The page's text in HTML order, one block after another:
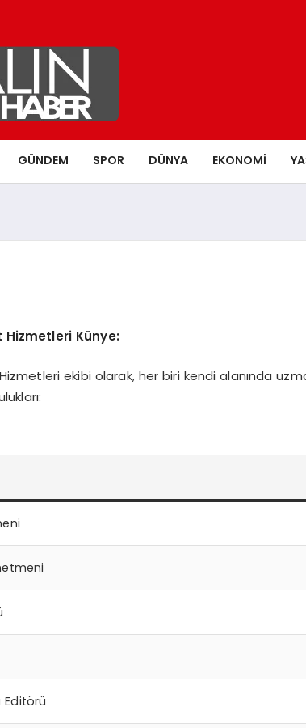
GÜNDEM SPOR DÜNYA EKONOMİ
Hizmetleri Künye:
ekibi olarak, her biri kendi alanında
Editörü